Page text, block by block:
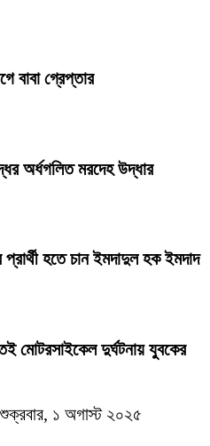
বাবা গ্রেপ্তার
অর্ধগলিত মরদেহ উদ্ধার
প্রার্থী হতে চান ইমদাদুল হক ইমদাদ
মোটরসাইকেল দুর্ঘটনায় যুবকের
১ অগাস্ট ২০২৫